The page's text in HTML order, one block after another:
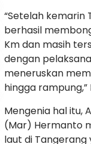
“Setelah kemarin
berhasil
Km dan masih
dengan
meneruskan
hingga
Mengenia hal itu,
(Mar) Hermanto
laut di Tangerang